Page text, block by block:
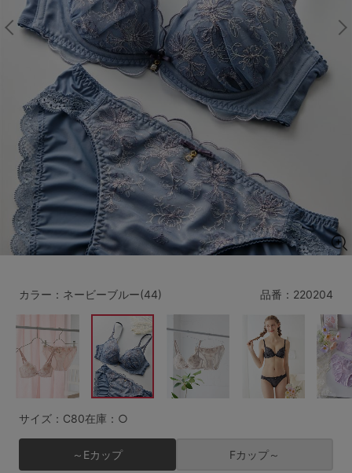
SALE
サイズからブラを探す
A60 A65 A70
B65 B70 B75 B80
C65 C75 C80 C85
D65 D70 D75 D80 D85
E65 E70 E75 E80 E85
H70 H75
SS M
L LL 3L
すべてのサイズを表示する
価格帯から探す
～999円 1,000～1,999円
2,000～2,999円 3,000～3,999円
4,000円～
セールアイテムから探す
品番： 220204
カラー：ネービーブルー(44)
サイズ：C80在庫：○
～Eカップ Fカップ～